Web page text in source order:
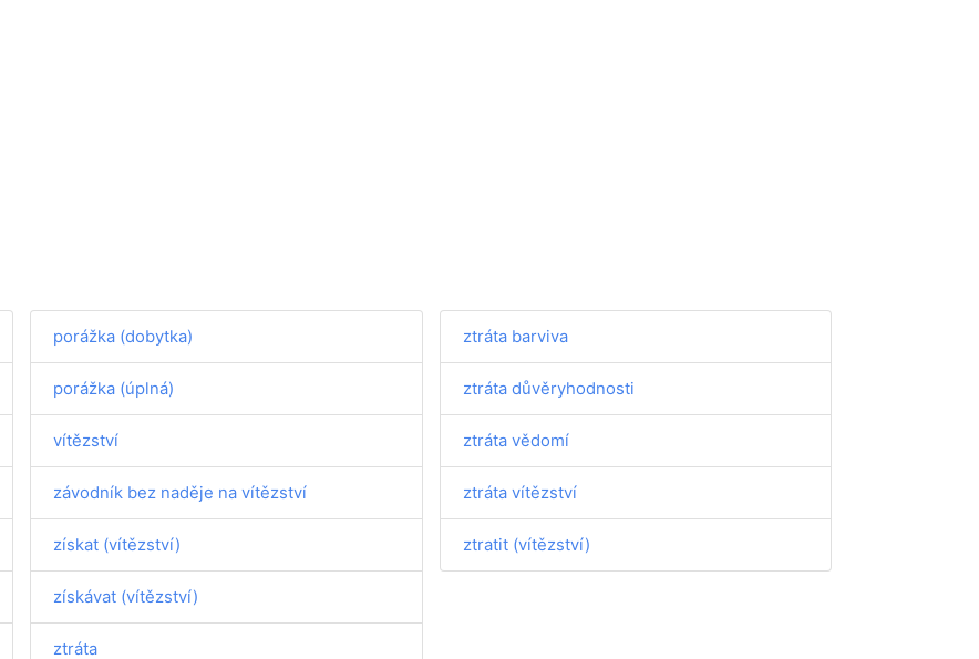
porážka (dobytka)
porážka (úplná)
vítězství
závodník bez naděje na vítězství
získat (vítězství)
získávat (vítězství)
ztráta
ztráta barviva
ztráta důvěryhodnosti
ztráta vědomí
ztráta vítězství
ztratit (vítězství)